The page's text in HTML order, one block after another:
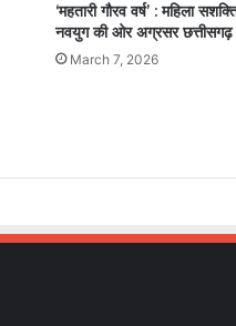
‘महतारी गौरव वर्ष’ : महिला
नवयुग की ओर अग्रसर छत्तीसगढ़
March 7, 2026